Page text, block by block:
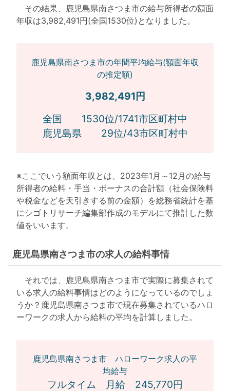
その結果、鹿児島県南さつま市の給与所得者の額面
年収は3,982,491円(全国1530位)となりました。
鹿児島県南さつま市の年間平均給与(額面年収
の推定額)
3,982,491円
全国 1530位/1741市区町村中
鹿児島県 29位/43市区町村中
※ここでいう額面年収とは、2023年1月～12月の給与
所得者の給料・手当・ボーナスの合計額（社会保険料
や税金などを天引きする前の金額）を総務省統計を基
にシゴトリサーチ編集部作成のモデルにて推計した数
値をいいます。
鹿児島県南さつま市の求人の給料事情
それでは、鹿児島県南さつま市で実際に募集されて
いる求人の給料事情はどのようになっているのでしょ
うか？鹿児島県南さつま市で現在募集されているハロ
ーワークの求人から給料の平均を計算しました。
鹿児島県南さつま市 ハローワーク求人の平
均給与
フルタイム 月給 245,770円